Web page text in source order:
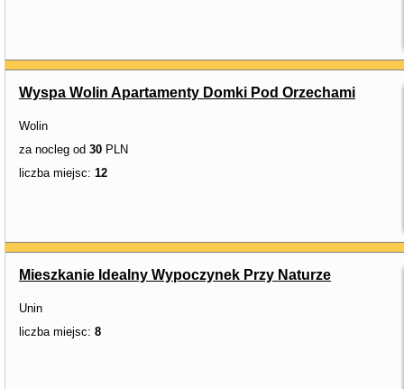
Wyspa Wolin Apartamenty Domki Pod Orzechami
Wolin
za nocleg od 30 PLN
liczba miejsc: 12
Mieszkanie Idealny Wypoczynek Przy Naturze
Unin
liczba miejsc: 8